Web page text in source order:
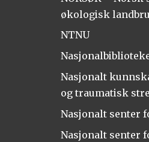
økologisk
NTNU
Nasjonalt
og traumatisk
Nasjonalt senter
Nasjonalt senter